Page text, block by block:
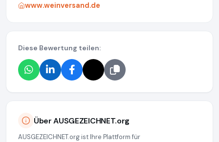
www.weinversand.de
Diese Bewertung teilen:
Über AUSGEZEICHNET.org
AUSGEZEICHNET.org ist Ihre Plattform für